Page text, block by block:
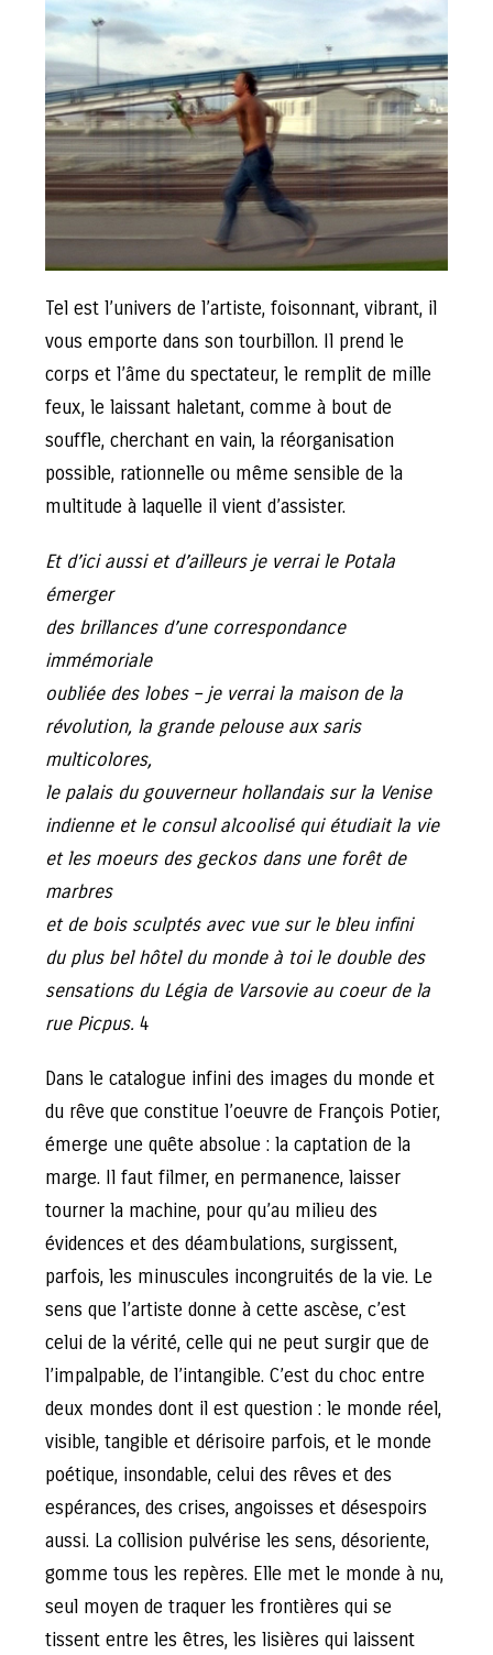
Tel est l’univers de l’artiste, foisonnant, vibrant, il
vous emporte dans son tourbillon. Il prend le
corps et l’âme du spectateur, le remplit de mille
feux, le laissant haletant, comme à bout de
souffle, cherchant en vain, la réorganisation
possible, rationnelle ou même sensible de la
multitude à laquelle il vient d’assister.
Et d’ici aussi et d’ailleurs je verrai le Potala
émerger
des brillances d’une correspondance
immémoriale
oubliée des lobes – je verrai la maison de la
révolution, la grande pelouse aux saris
multicolores,
le palais du gouverneur hollandais sur la Venise
indienne et le consul alcoolisé qui étudiait la vie
et les moeurs des geckos dans une forêt de
marbres
et de bois sculptés avec vue sur le bleu infini
du plus bel hôtel du monde à toi le double des
sensations du Légia de Varsovie au coeur de la
rue Picpus. 4
Dans le catalogue infini des images du monde et
du rêve que constitue l’oeuvre de François Potier,
émerge une quête absolue : la captation de la
marge. Il faut filmer, en permanence, laisser
tourner la machine, pour qu’au milieu des
évidences et des déambulations, surgissent,
parfois, les minuscules incongruités de la vie. Le
sens que l’artiste donne à cette ascèse, c’est
celui de la vérité, celle qui ne peut surgir que de
l’impalpable, de l’intangible. C’est du choc entre
deux mondes dont il est question : le monde réel,
visible, tangible et dérisoire parfois, et le monde
poétique, insondable, celui des rêves et des
espérances, des crises, angoisses et désespoirs
aussi. La collision pulvérise les sens, désoriente,
gomme tous les repères. Elle met le monde à nu,
seul moyen de traquer les frontières qui se
tissent entre les êtres, les lisières qui laissent